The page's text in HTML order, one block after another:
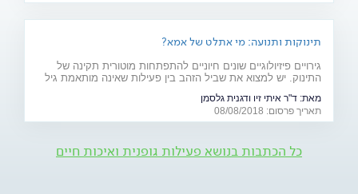
תינוקות ותנועה: מי אתלט של אמא?
גירויים פיזיולוגיים שונים חיוניים להתפתחות מוטורית תקינה של
התינוק. יש למצוא את שביל הזהב בין פעילות שאינה מותאמת גיל
"בטטת כורסה". למקומות, היכון - זחל!
מאת: ד"ר איתי זיו ודגנית גלסמן
תאריך פרסום: 08/08/2018
כל הכתבות בנושא פעילות גופנית ואיכות חיים